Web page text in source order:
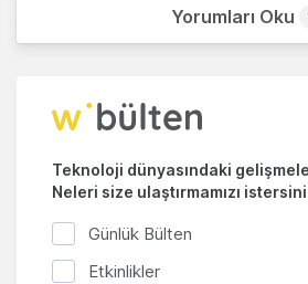
Yorumları Oku
Teknoloji dünyasındaki
Neleri size ulaştırmamızı
Günlük Bülten
Etkinlikler